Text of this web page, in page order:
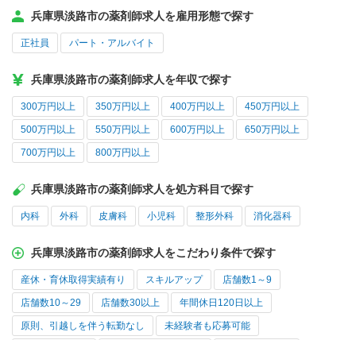
兵庫県淡路市の薬剤師求人を雇用形態で探す
正社員 パート・アルバイト
兵庫県淡路市の薬剤師求人を年収で探す
300万円以上 350万円以上 400万円以上 450万円以上
500万円以上 550万円以上 600万円以上 650万円以上
700万円以上 800万円以上
兵庫県淡路市の薬剤師求人を処方科目で探す
内科 外科 皮膚科 小児科 整形外科 消化器科
兵庫県淡路市の薬剤師求人をこだわり条件で探す
産休・育休取得実績有り スキルアップ 店舗数1～9
店舗数10～29 店舗数30以上 年間休日120日以上
原則、引越しを伴う転勤なし 未経験者も応募可能